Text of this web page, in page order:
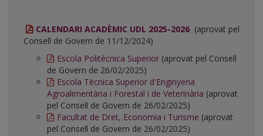
CALENDARI ACADÈMIC UDL 2025-2026 (aprovat pel
Consell de Govern de 11/12/2024)
Escola Politècnica Superior (aprovat pel Consell
de Govern de 26/02/2025)
Escola Tècnica Superior d'Enginyeria
Agroalimentària i Forestal i de Veterinària (aprovat
pel Consell de Govern de 26/02/2025)
Facultat de Dret, Economia i Turisme (aprovat
pel Consell de Govern de 26/02/2025)